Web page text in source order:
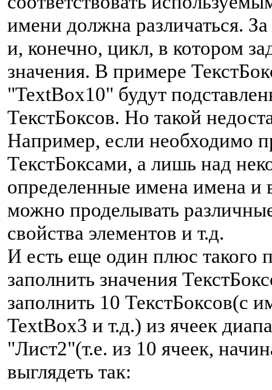
имени должна различаться.
и, конечно, цикл, в котором
значения. В примере
"TextBox10" будут
ТекстБоксов. Но такой
Например, если необходимо
ТекстБоксами, а лишь над
определенные имена имена и
можно проделывать
свойства элементов и т.д.
И есть еще один плюс такого
заполнить значения
заполнить 10 ТекстБоксов(с
TextBox3 и т.д.) из ячеек
"Лист2"(т.е. из 10 ячеек,
выглядеть так: